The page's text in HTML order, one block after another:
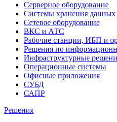
Серверное оборудование
Системы хранения данных
Сетевое оборудование
ВКС и АТС
Рабочие станции, ИБП и
Решения по
Инфраструктурные
Операционные системы
Офисные приложения
СУБД
САПР
Решения